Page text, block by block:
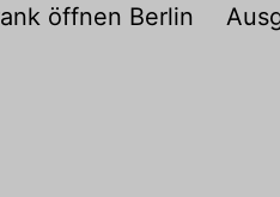
öffnen Berlin